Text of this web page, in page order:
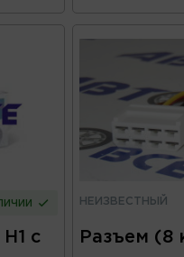
с
НЕИЗВЕСТНЫЙ
Разъем (8